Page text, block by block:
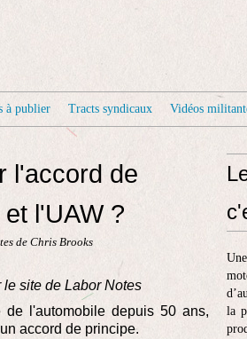
à publier Tracts syndicaux Vidéos
l'accord de
l'UAW ?
de Chris Brooks
site de Labor Notes
l'automobile depuis 50 ans,
accord de principe.
la